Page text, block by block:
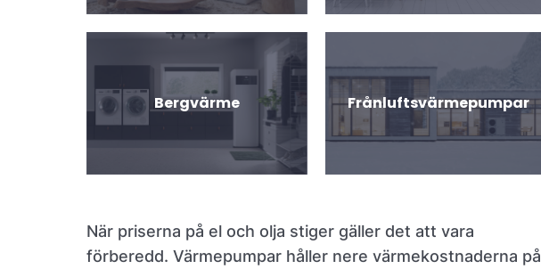
Bergvärme Frånluftsvärmepumpar
När priserna på el och olja stiger gäller det att vara
förberedd. Värmepumpar håller nere värmekostnaderna på